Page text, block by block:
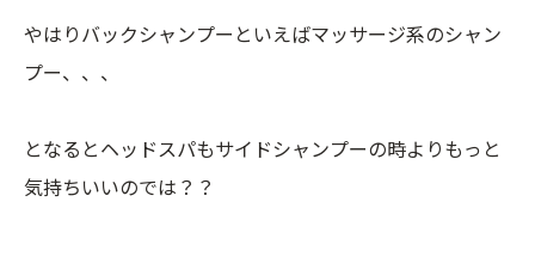
やはりバックシャンプーといえばマッサージ系のシャン
プー、、、
となるとヘッドスパもサイドシャンプーの時よりもっと
気持ちいいのでは？？